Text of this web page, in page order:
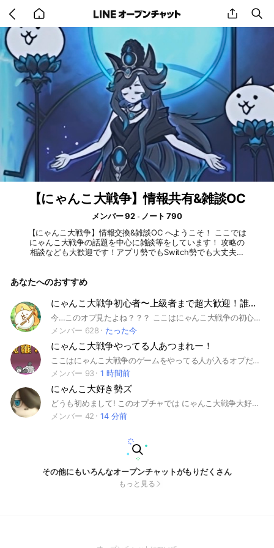
back
to
home
share
【にゃんこ大戦争】情報共有&雑談OC
メンバー 92
ノート 790
【にゃんこ大戦争】情報交換&雑談OC へようこそ！ ここでは
にゃんこ大戦争の話題を中心に雑談等をしています！ 攻略の
相談なども大歓迎です！アプリ勢でもSwitch勢でも大丈夫で
副官をメンション ③下ネタ禁止 ④不適切なアイコンや名前
は管理人か副官に許可を取ってからお願いします) ⑥スタンプ
や画像の過度な連投禁止 ⑦にゃんこ大戦争に関係のない長話
禁止 (雑談部屋でお願いします) ⑧政治関連の話題禁止 ⑨デ
ータ改造やテーブル使用等禁止 ⑩アカウントの譲渡、売買等
禁止 ⑪リーク禁止 ⑫しつこい管理者権限の要求禁止 ⑬選択肢
の追加が可能な投票の作成禁止 ーーーーーハッシュタグーー
ーーー #にゃんこ #にゃんこ大戦争 #ふたりで！にゃんこ大戦
争 #春雨 #黒ルナ #黒ルーナ #ルナーシャ #黒ルナーシャ #ダ
ークルナーシャ #冥護の天女ルナーシャ #寂滅の天女ダークル
ナーシャ
あなたへのおすすめ
にゃんこ大戦争初心者〜上級者まで超大歓迎！誰でもどうぞ〜
今…このオプ見たよね？？？ ここはにゃんこ大戦争の初心者〜上級者まで誰でも大歓迎のオプだよ！もちろん無課金、微課金、課金、廃課金勢も👌 宣伝もOK！！でも宣伝抜けはやめてね ☁☁☁☁☁☁ 入室条件☁☁☁☁☁☁ ・禁止事項に書いてあることをしない ☁☁☁☁☁☁☁☁☁☁☁☁☁☁☁☁☁☁ これを守れるなら入室👌 ❌️禁止事項❌️ 荒らし(荒らしを晒すのもやめてください) 人に対して暴言を吐く（にゃんこなら👌） 下ネタ 即抜け アカウント交換、売買 チートの使用 これが守れなかった人は蹴る、または通報します。 みんなでルールを守って、楽しいオプにしよう！！ #にゃんこ大戦争 #にゃんこ大戦争中級者 #にゃんこ大戦争上級者 #にゃんこ大戦争中・上級者 #にゃんこ大戦争初心者
メンバー 628
たった今
にゃんこ大戦争やってる人あつまれー！
ここはにゃんこ大戦争のゲームをやってる人が入るオプだよ！ 初心者から上級者でも誰でもOK！ 多少の雑談はOK！でも話が逸れすぎたら誰かしら止めてくれると嬉しい！ #にゃんこ大戦争 #にゃんこ #ゲーム #にゃんこ初心者 #にゃんこ上級者 #上級者から初心者 #ニャンコ
メンバー 93
1 時間前
にゃんこ大好き勢ズ
どうも初めまして! このオプチャでは にゃんこ大戦争大好きな人 雑談好きな人 にゃんこ大戦争を知ってる人 課金勢〜無課金勢 上級者〜初心者 ガチ勢〜エンジョイ勢 にゃん大戦争のコラ画像やイラストを制作している人 などなど大歓迎です! ただし ・チーター ・ボイスメッセージ ・荒らし ・オプチャ内での雰囲 ・暴言 気を乱す人 ・下ネタ ・自撮り写真の投稿 ・詐欺まがいの事をする ・即抜け ・宣伝目的 ・ノートににゃんこクラブ 貼るのを渋る事 このような事を行う方はお断りさせていただきます(場合によっては通報) 入っていただいたらノートににゃんこクラブを貼って(強制)大事なノートの確認をお願いします ※ただいま勢はにゃんこクラブノートに貼らなくてもいいよ！(消した場合はもう一回お願いね) お待ちしております! #にゃんこ大好きズ#にゃんこ大戦争#白キャス
メンバー 42
14 分前
その他にもいろんなオープンチャットがもりだくさん
もっと見る